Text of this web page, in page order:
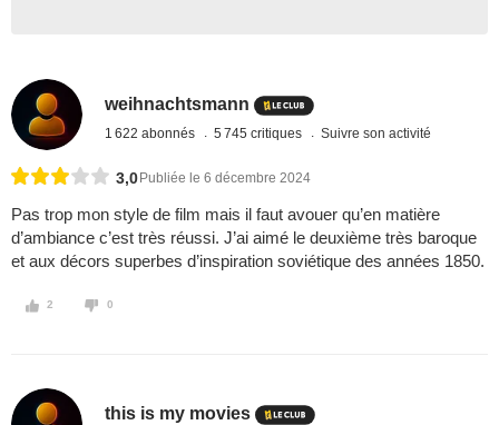
weihnachtsmann
1 622 abonnés 5 745 critiques Suivre son activité
3,0 Publiée le 6 décembre 2024
Pas trop mon style de film mais il faut avouer qu’en matière
d’ambiance c’est très réussi. J’ai aimé le deuxième très baroque
et aux décors superbes d’inspiration soviétique des années 1850.
2 0
this is my movies